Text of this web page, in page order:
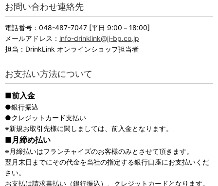
お問い合わせ連絡先
電話番号：048-487-7047 [平日 9:00－18:00]
メールアドレス： info-drinklink@jj-bp.co.jp
担当：DrinkLink オンラインショップ担当者
お支払い方法について
■前入金
●銀行振込
●クレジットカード支払い
※新規お取引先様に関しましては、前入金となります。
■月締め払い
※月締払いはフランチャイズのお客様のみとさせて頂きます。
翌月末日までにその代金を当社の指定する銀行口座にお支払いくだ
さい。
お支払は請求書払い（銀行振込）、 クレジットカードとなります。